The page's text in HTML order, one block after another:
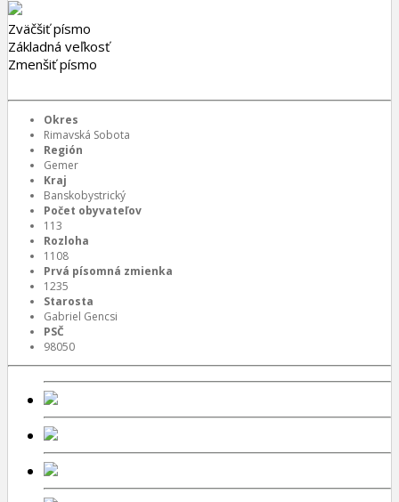
Zväčšiť písmo
Základná veľkosť
Zmenšiť písmo
Okres
Rimavská Sobota
Región
Gemer
Kraj
Banskobystrický
Počet obyvateľov
113
Rozloha
1108
Prvá písomná zmienka
1235
Starosta
Gabriel Gencsi
PSČ
98050